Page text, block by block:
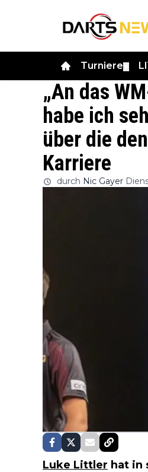
Turniere
„An das
habe ich
über die
Karriere
durch Nic Gayer
Luke Littler hat in